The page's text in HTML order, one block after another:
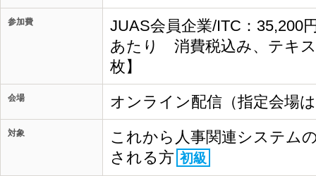
参加費
JUAS会員企業/ITC：35,200
あたり 消費税込み、テキ
枚】
会場 オンライン配信（指定会場
対象
これから人事関連システム
される方 初級